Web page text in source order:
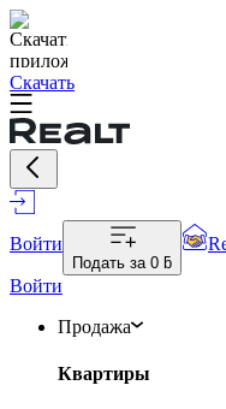
Скачать
Войти
Подать за 0 ƃ
Войти
Продажа
Квартиры